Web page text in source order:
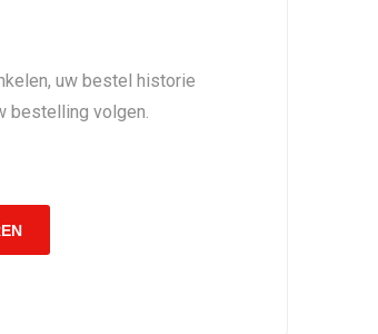
uw bestel historie
bestelling volgen.